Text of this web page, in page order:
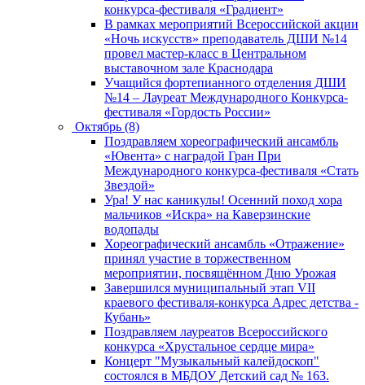
конкурса-фестиваля «Градиент»
В рамках мероприятий Всероссийской акции
«Ночь искусств» преподаватель ДШИ №14
провел мастер-класс в Центральном
выставочном зале Краснодара
Учащийся фортепианного отделения ДШИ
№14 – Лауреат Международного Конкурса-
фестиваля «Гордость России»
Октябрь (8)
Поздравляем хореографический ансамбль
«Ювента» с наградой Гран При
Международного конкурса-фестиваля «Стать
Звездой»
Ура! У нас каникулы! Осенний поход хора
мальчиков «Искра» на Каверзинские
водопады
Хореографический ансамбль «Отражение»
принял участие в торжественном
мероприятии, посвящённом Дню Урожая
Завершился муниципальный этап VII
краевого фестиваля-конкурса Адрес детства -
Кубань»
Поздравляем лауреатов Всероссийского
конкурса «Хрустальное сердце мира»
Концерт "Музыкальный калейдоскоп"
состоялся в МБДОУ Детский сад № 163.